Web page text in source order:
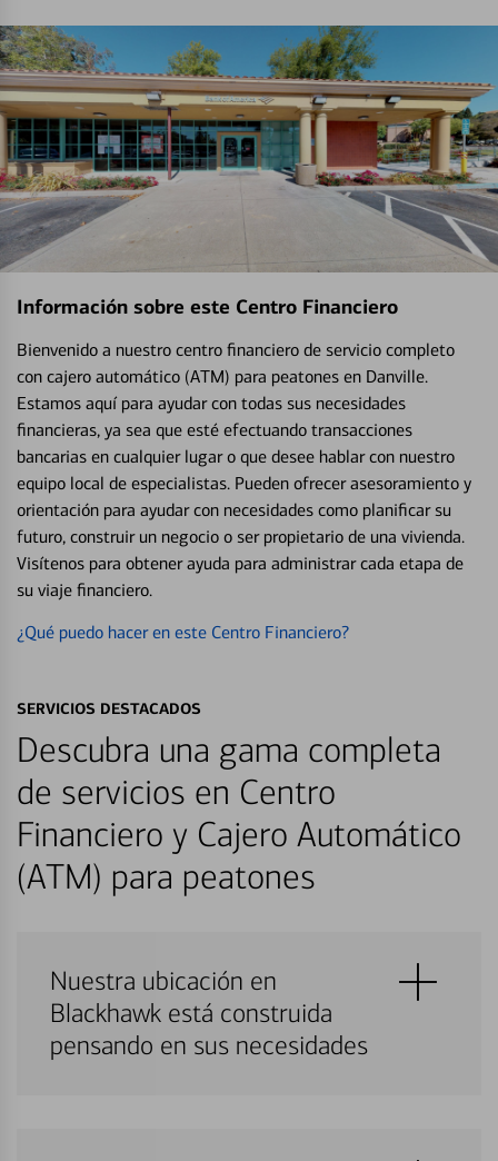
Información sobre este Centro Financiero
Bienvenido a nuestro centro financiero de servicio completo
con cajero automático (ATM) para peatones en Danville.
Estamos aquí para ayudar con todas sus necesidades
financieras, ya sea que esté efectuando transacciones
bancarias en cualquier lugar o que desee hablar con nuestro
equipo local de especialistas. Pueden ofrecer asesoramiento y
orientación para ayudar con necesidades como planificar su
futuro, construir un negocio o ser propietario de una vivienda.
Visítenos para obtener ayuda para administrar cada etapa de
su viaje financiero.
¿Qué puedo hacer en este Centro Financiero?
SERVICIOS DESTACADOS
Descubra una gama completa
de servicios en Centro
Financiero y Cajero Automático
(ATM) para peatones
Nuestra ubicación en
Blackhawk está construida
pensando en sus necesidades